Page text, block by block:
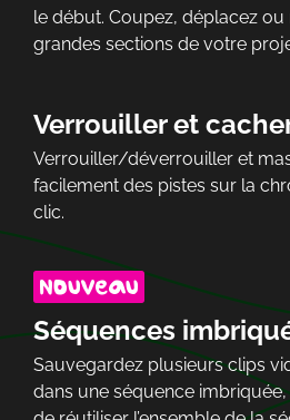
le début. Coupez, déplacez
grandes sections de votre
Verrouiller et
Verrouiller/déverrouiller et
facilement des pistes sur la
clic.
Séquences
Sauvegardez plusieurs clips
dans une séquence